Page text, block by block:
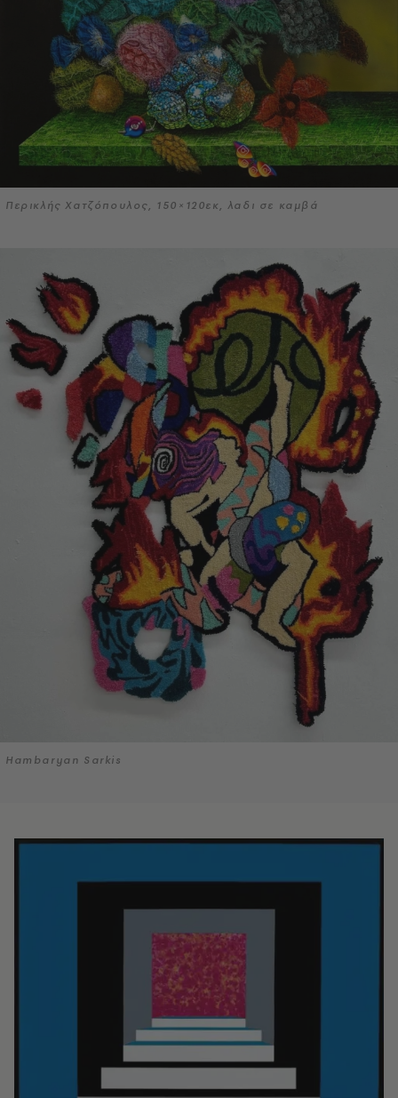
Περικλής Χατζόπουλος, 150×120εκ, λαδι σε καμβά
Hambaryan Sarkis